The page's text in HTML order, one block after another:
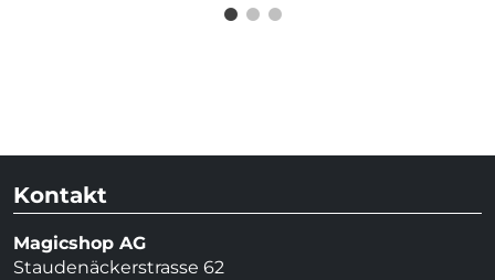
Kontakt
Magicshop AG
Staudenäckerstrasse 62